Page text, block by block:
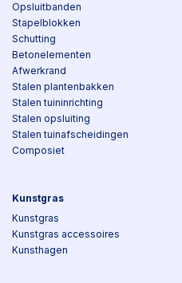
Opsluitbanden
Stapelblokken
Schutting
Betonelementen
Afwerkrand
Stalen plantenbakken
Stalen tuininrichting
Stalen opsluiting
Stalen tuinafscheidingen
Composiet
Kunstgras
Kunstgras
Kunstgras accessoires
Kunsthagen